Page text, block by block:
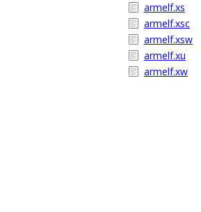
armelf.xs
armelf.xsc
armelf.xsw
armelf.xu
armelf.xw